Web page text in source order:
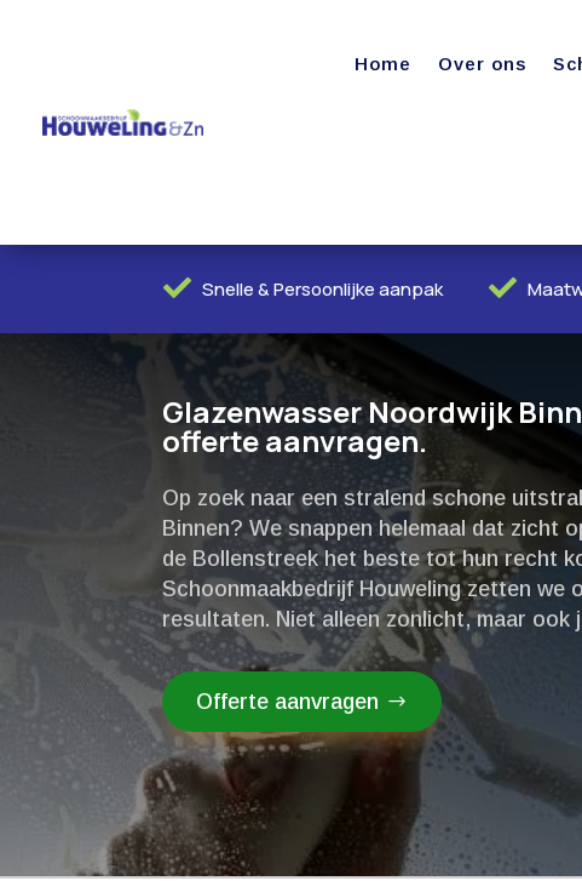
Home Over ons
 Snelle & Persoonlijke aanpak 
Glazenwasser Noordwijk
offerte aanvragen.
Op zoek naar een stralend schone
Binnen? We snappen helemaal dat zicht
de Bollenstreek het beste tot hun recht
Schoonmaakbedrijf Houweling zetten we
resultaten.​ Niet alleen zonlicht, maar
Offerte aanvragen